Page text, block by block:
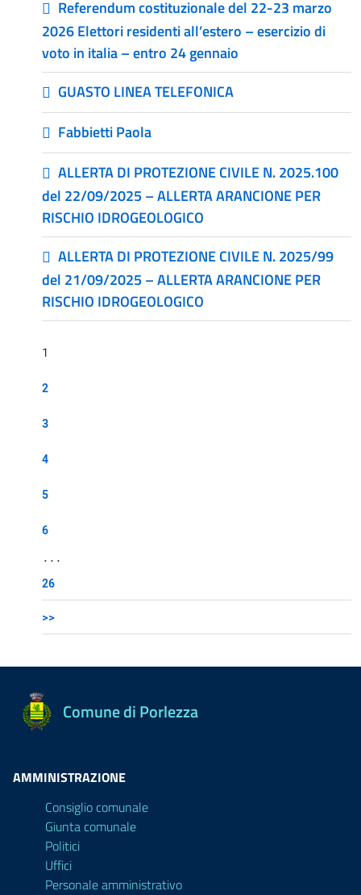
Referendum costituzionale del 22-23 marzo
2026 Elettori residenti all’estero – esercizio di
voto in italia – entro 24 gennaio
GUASTO LINEA TELEFONICA
Fabbietti Paola
ALLERTA DI PROTEZIONE CIVILE N. 2025.100
del 22/09/2025 – ALLERTA ARANCIONE PER
RISCHIO IDROGEOLOGICO
ALLERTA DI PROTEZIONE CIVILE N. 2025/99
del 21/09/2025 – ALLERTA ARANCIONE PER
RISCHIO IDROGEOLOGICO
1
2
3
4
5
6
...
26
>>
Comune di Porlezza
AMMINISTRAZIONE
Consiglio comunale
Giunta comunale
Politici
Uffici
Personale amministrativo